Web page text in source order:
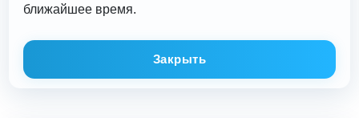
ближайшее время.
Закрыть